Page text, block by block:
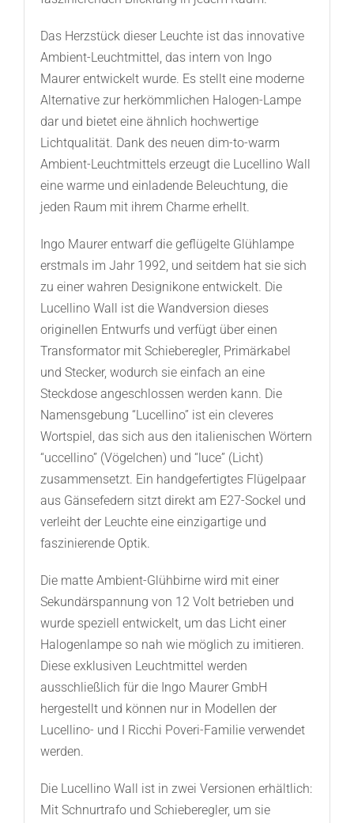
Das Herzstück dieser Leuchte ist das innovative
Ambient-Leuchtmittel, das intern von Ingo
Maurer entwickelt wurde. Es stellt eine moderne
Alternative zur herkömmlichen Halogen-Lampe
dar und bietet eine ähnlich hochwertige
Lichtqualität. Dank des neuen dim-to-warm
Ambient-Leuchtmittels erzeugt die Lucellino Wall
eine warme und einladende Beleuchtung, die
jeden Raum mit ihrem Charme erhellt.
Ingo Maurer entwarf die geflügelte Glühlampe
erstmals im Jahr 1992, und seitdem hat sie sich
zu einer wahren Designikone entwickelt. Die
Lucellino Wall ist die Wandversion dieses
originellen Entwurfs und verfügt über einen
Transformator mit Schieberegler, Primärkabel
und Stecker, wodurch sie einfach an eine
Steckdose angeschlossen werden kann. Die
Namensgebung “Lucellino” ist ein cleveres
Wortspiel, das sich aus den italienischen Wörtern
“uccellino” (Vögelchen) und “luce” (Licht)
zusammensetzt. Ein handgefertigtes Flügelpaar
aus Gänsefedern sitzt direkt am E27-Sockel und
verleiht der Leuchte eine einzigartige und
faszinierende Optik.
Die matte Ambient-Glühbirne wird mit einer
Sekundärspannung von 12 Volt betrieben und
wurde speziell entwickelt, um das Licht einer
Halogenlampe so nah wie möglich zu imitieren.
Diese exklusiven Leuchtmittel werden
ausschließlich für die Ingo Maurer GmbH
hergestellt und können nur in Modellen der
Lucellino- und I Ricchi Poveri-Familie verwendet
werden.
Die Lucellino Wall ist in zwei Versionen erhältlich:
Mit Schnurtrafo und Schieberegler, um sie